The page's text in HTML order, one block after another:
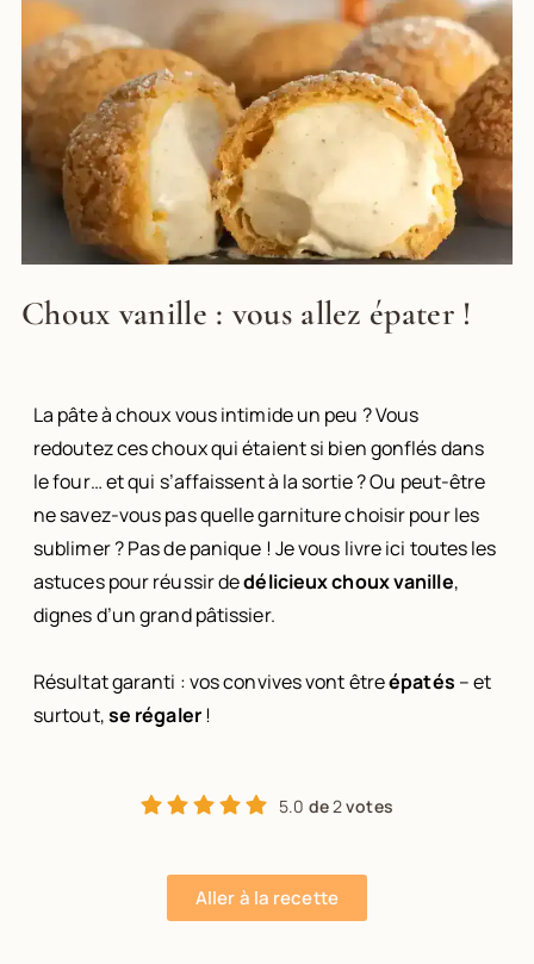
Choux vanille : vous allez épater !
La pâte à choux vous intimide un peu ? Vous
redoutez ces choux qui étaient si bien gonflés dans
le four… et qui s’affaissent à la sortie ? Ou peut-être
ne savez-vous pas quelle garniture choisir pour les
sublimer ? Pas de panique ! Je vous livre ici toutes les
astuces pour réussir dedélicieux choux vanille,
dignes d’un grand pâtissier.
Résultat garanti : vos convives vont êtreépatés – et
surtout,se régaler!
5.0 de2votes
Aller à la recette